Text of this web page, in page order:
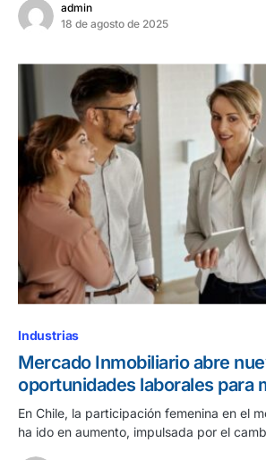
admin
18 de agosto de 2025
Industrias
Mercado Inmobiliario abre
oportunidades laborales para
En Chile, la participación femenina en el
ha ido en aumento, impulsada por el